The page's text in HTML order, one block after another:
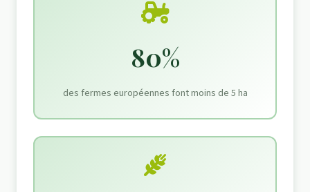
80%
des fermes européennes font moins de 5 ha